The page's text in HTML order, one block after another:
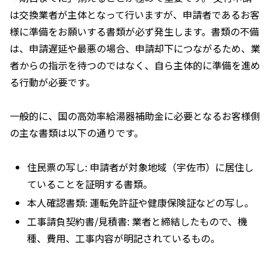
は交換業者が主体となって行いますが、申請者であるお客
様に準備をお願いする書類が必ず発生します。書類の不備
は、申請遅延や最悪の場合、申請却下につながるため、業
者からの指示を待つのではなく、自ら主体的に準備を進め
る行動が必要です。
一般的に、国の高効率給湯器補助金に必要となるお客様側
の主な書類は以下の通りです。
住民票の写し: 申請者が対象地域（宇佐市）に居住し
ていることを証明する書類。
本人確認書類: 運転免許証や健康保険証などの写し。
工事請負契約書/見積書: 業者と締結したもので、機
種、費用、工事内容が明記されているもの。